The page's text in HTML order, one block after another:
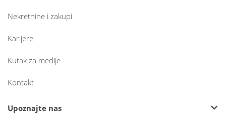
Nekretnine i zakupi
Karijere
Kutak za medije
Kontakt
Upoznajte nas